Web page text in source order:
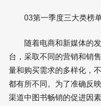
03第一季度三大类榜
随着电商和新媒体的发
台，采取不同的营销和销
量和购买需求的多样化，
都有所不同。为了准确反
渠道中图书畅销的促进因